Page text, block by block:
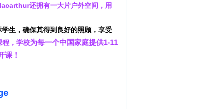
还拥有一大片户外空间，用
生，确保其得到良好的照顾，享受
程，学校为每一个中国家庭提供1-11
课！